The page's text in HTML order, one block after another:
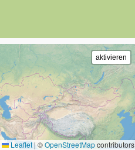
Leaflet | ©OpenStreetMapcontributors